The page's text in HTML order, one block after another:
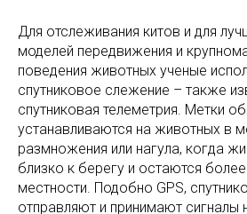
Для отслеживания китов и для
моделей передвижения и
поведения животных ученые
спутниковое слежение – также
спутниковая телеметрия. Метки
устанавливаются на животных в
размножения или нагула, когда
близко к берегу и остаются
местности. Подобно GPS,
отправляют и принимают сигналы